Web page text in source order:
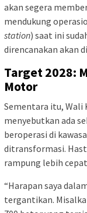
akan segera
mendukung
station) saat ini
direncanakan akan
Target 2028:
Motor
Sementara itu, Wali
menyebutkan ada
beroperasi di
ditransformasi.
rampung lebih
“Harapan saya
tergantikan.